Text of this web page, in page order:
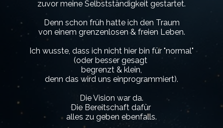
zuvor meine Selbstständigkeit gestartet.
Denn schon früh hatte ich den Traum
von einem grenzenlosen & freien Leben.
Ich wusste, dass ich nicht hier bin für "normal"
(oder besser gesagt
begrenzt & klein,
denn das wird uns einprogrammiert).
Die Vision war da.
Die Bereitschaft dafür
alles zu geben ebenfalls.